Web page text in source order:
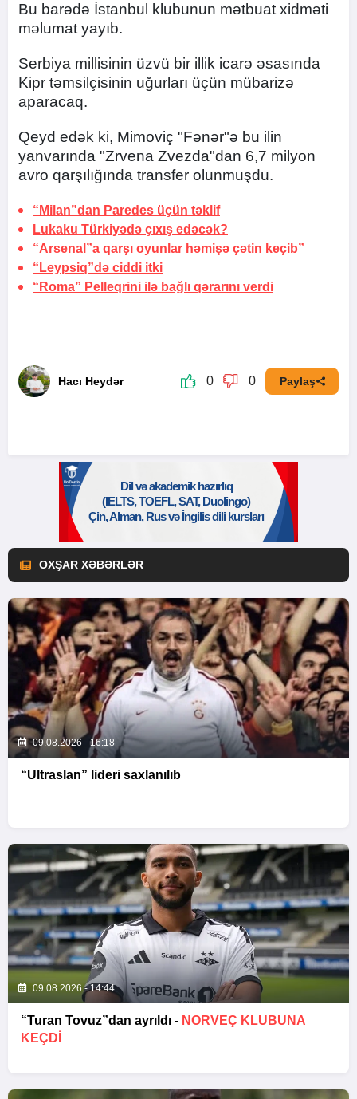
Bu barədə İstanbul klubunun mətbuat xidməti
məlumat yayıb.
Serbiya millisinin üzvü bir illik icarə əsasında
Kipr təmsilçisinin uğurları üçün mübarizə
aparacaq.
Qeyd edək ki, Mimoviç "Fənər"ə bu ilin
yanvarında "Zrvena Zvezda"dan 6,7 milyon
avro qarşılığında transfer olunmuşdu.
“Milan”dan Paredes üçün təklif
Lukaku Türkiyədə çıxış edəcək?
“Arsenal”a qarşı oyunlar həmişə çətin keçib”
“Leypsiq”də ciddi itki
“Roma” Pelleqrini ilə bağlı qərarını verdi
Hacı Heydər 0 0 Paylaş
OXŞAR XƏBƏRLƏR
09.08.2026 - 16:18
“Ultraslan” lideri saxlanılıb
09.08.2026 - 14:44
“Turan Tovuz”dan ayrıldı - NORVEÇ KLUBUNA
KEÇDİ